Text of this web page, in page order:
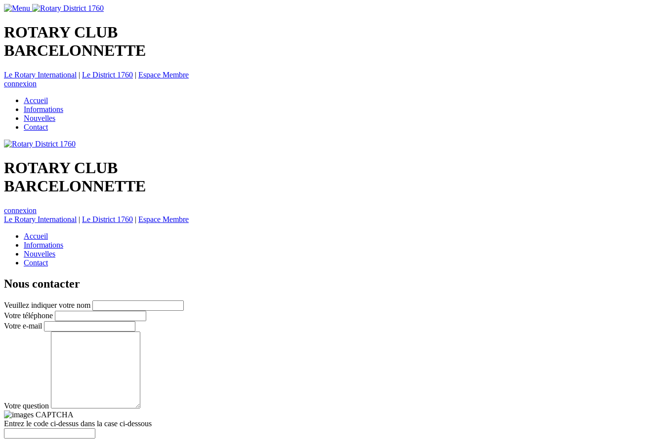
ROTARY CLUB
BARCELONNETTE
Le Rotary International | Le District 1760 | Espace Membre
connexion
Accueil
Informations
Nouvelles
Contact
ROTARY CLUB
BARCELONNETTE
connexion
Le Rotary International | Le District 1760 | Espace Membre
Accueil
Informations
Nouvelles
Contact
Nous contacter
Veuillez indiquer votre nom
Votre téléphone
Votre e-mail
Votre question
Entrez le code ci-dessus dans la case ci-dessous